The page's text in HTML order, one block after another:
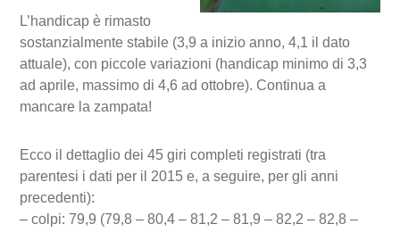
L’handicap è rimasto
sostanzialmente stabile (3,9 a inizio anno, 4,1 il dato
attuale), con piccole variazioni (handicap minimo di 3,3
ad aprile, massimo di 4,6 ad ottobre). Continua a
mancare la zampata!
Ecco il dettaglio dei 45 giri completi registrati (tra
parentesi i dati per il 2015 e, a seguire, per gli anni
precedenti):
– colpi: 79,9 (79,8 – 80,4 – 81,2 – 81,9 – 82,2 – 82,8 –